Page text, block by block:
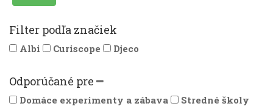
Filter podľa značiek
Albi Curiscope Djeco
Odporúčané pre
Domáce experimenty a zábava
Stredné školy